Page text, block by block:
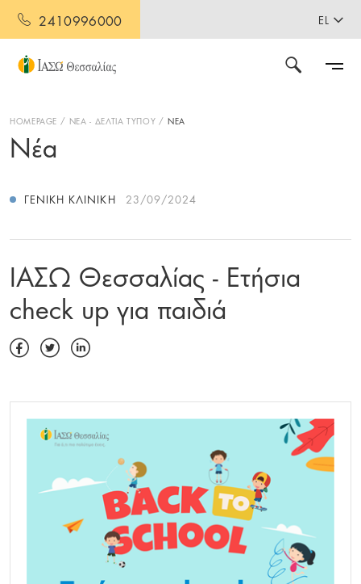
2410996000 EL
HOMEPAGE ΝΕΑ - ΔΕΛΤΙΑ ΤΥΠΟΥ ΝΕΑ
Νέα
ΓΕΝΙΚΉ ΚΛΙΝΙΚΉ 23/09/2024
ΙΑΣΩ Θεσσαλίας - Ετήσια
check up για παιδιά